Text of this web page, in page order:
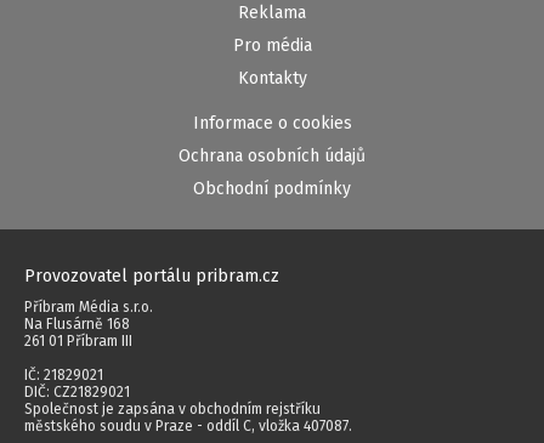
Reklama
Pro média
Kontakty
Informace o cookies
Ochrana osobních údajů
Obchodní podmínky
Provozovatel portálu pribram.cz
Příbram Média s.r.o.
Na Flusárně 168
261 01 Příbram III
IČ: 21829021
DIČ: CZ21829021
Společnost je zapsána v obchodním rejstříku
městského soudu v Praze - oddíl C, vložka 407087.